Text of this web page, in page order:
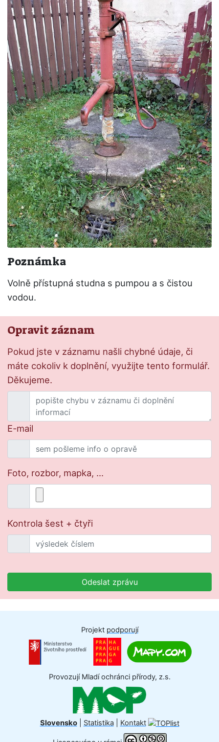
Poznámka
Volně přístupná studna s pumpou a s čistou
vodou.
Opravit záznam
Pokud jste v záznamu našli chybné údaje, či
máte cokoliv k doplnění, využijte tento formulář.
Děkujeme.
E-mail
Foto, rozbor, mapka, ...
Kontrola šest + čtyři
Odeslat zprávu
Projekt podporují
Provozují Mladí ochránci přírody, z.s.
Slovensko| Statistika| Kontakt